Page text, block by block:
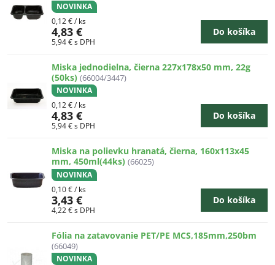
NOVINKA
4,83 €
5,94 €s DPH
0,12 €/ ks
Do košíka
Miska jednodielna, čierna 227x178x50 mm, 22g
(50ks) (66004/3447)
NOVINKA
4,83 €
5,94 €s DPH
0,12 €/ ks
Do košíka
Miska na polievku hranatá, čierna, 160x113x45
mm, 450ml(44ks) (66025)
NOVINKA
3,43 €
4,22 €s DPH
0,10 €/ ks
Do košíka
Fólia na zatavovanie PET/PE MCS,185mm,250bm
(66049)
NOVINKA